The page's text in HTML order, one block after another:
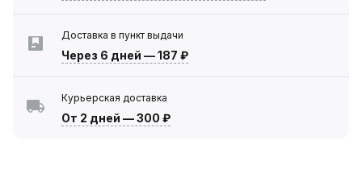
Доставка в пункт выдачи
Через 6 дней —187 ₽
Курьерская доставка
От 2 дней —300 ₽